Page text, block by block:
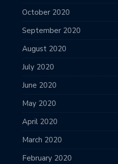
October 2020
September 2020
August 2020
July 2020
June 2020
May 2020
April 2020
March 2020
February 2020